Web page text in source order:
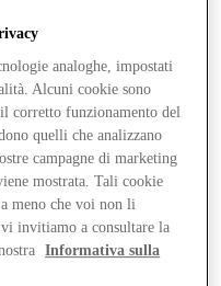
analoghe, impostati
Alcuni cookie sono
corretto funzionamento del
quelli che analizzano
campagne di marketing
mostrata. Tali cookie
meno che voi non li
invitiamo a consultare la
Informativa sulla